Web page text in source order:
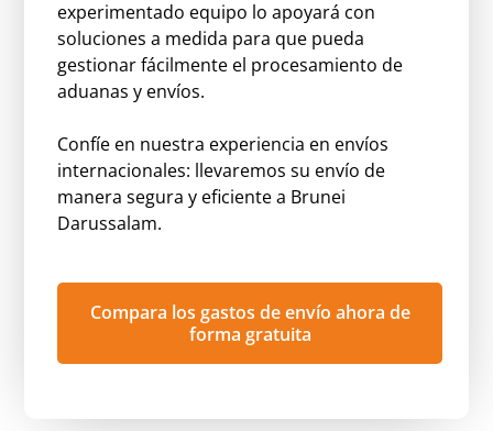
experimentado equipo lo apoyará con
soluciones a medida para que pueda
gestionar fácilmente el procesamiento de
aduanas y envíos.
Confíe en nuestra experiencia en envíos
internacionales: llevaremos su envío de
manera segura y eficiente a Brunei
Darussalam.
Compara los gastos de envío ahora de
forma gratuita